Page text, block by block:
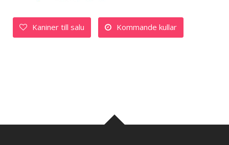
Kaniner till salu Kommande kullar